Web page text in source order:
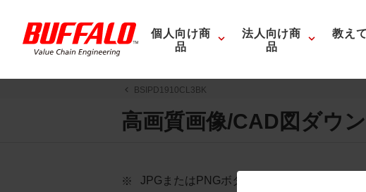
個人向け商
品
法人向け商
品
教え
BSIPD1910CL3BK
高画質画像/CAD図ダウ
JPGまたはPNGボタンを押すと画像の表示